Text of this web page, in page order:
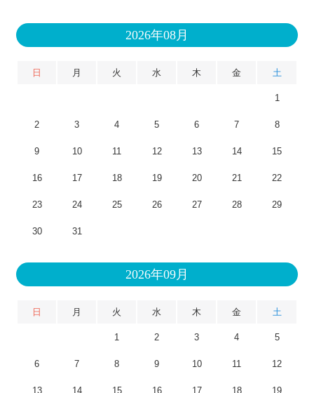
2026年08月
日 月 火 水 木 金 土
1
2 3 4 5 6 7 8
9 10 11 12 13 14 15
16 17 18 19 20 21 22
23 24 25 26 27 28 29
30 31
2026年09月
日 月 火 水 木 金 土
1 2 3 4 5
6 7 8 9 10 11 12
13 14 15 16 17 18 19